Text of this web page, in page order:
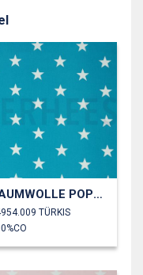
BAUMWOLLE POPELINE STERNE
TÜRKIS